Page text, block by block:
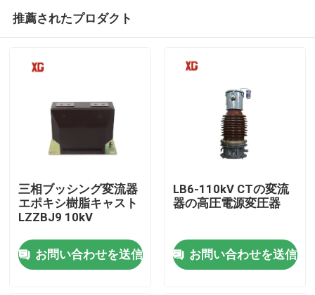
家
推薦されたプロダクト
三相ブッシング変流器
エポキシ樹脂キャスト
LZZBJ9 10kV
お問い合わせを送信
LB6-110kV CTの変流
器の高圧電源変圧器
お問い合わせを送信